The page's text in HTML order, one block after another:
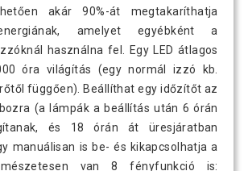
akár 90%-át megtakaríthatja
amelyet egyébként a
használna fel. Egy LED átlagos
óra világítás (egy normál izzó kb.
függően). Beállíthat egy időzítőt az
(a lámpák a beállítás után 6 órán
és 18 órán át üresjáratban
manuálisan is be- és kikapcsolhatja a
van 8 fényfunkció is: